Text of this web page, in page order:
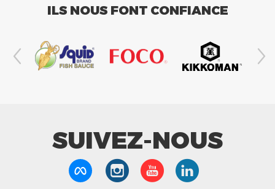
ILS NOUS FONT CONFIANCE
SUIVEZ-NOUS